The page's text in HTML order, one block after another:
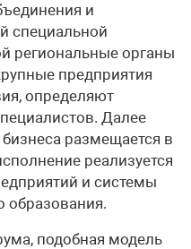
и
специальной
региональные органы
предприятия
определяют
Далее
размещается в
реализуется
и системы
образования.
подобная модель